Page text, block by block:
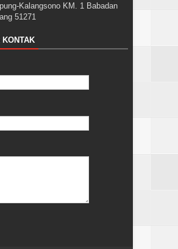
Kalangsono KM. 1 Babadan
51271
KONTAK